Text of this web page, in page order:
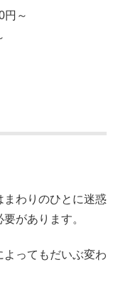
円～
まわりのひとに迷惑
があります。
ってもだいぶ変わ